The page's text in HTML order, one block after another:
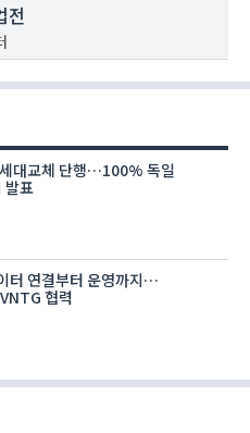
전
대교체 단행…100% 독일
발표
터 연결부터 운영까지…
협력